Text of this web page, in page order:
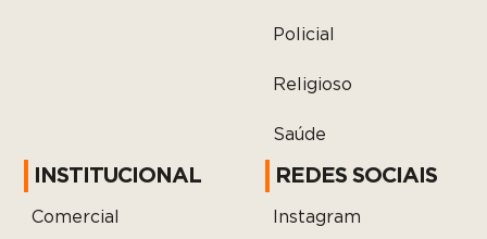
Policial
Religioso
Saúde
INSTITUCIONAL
Comercial
REDES SOCIAIS
Instagram